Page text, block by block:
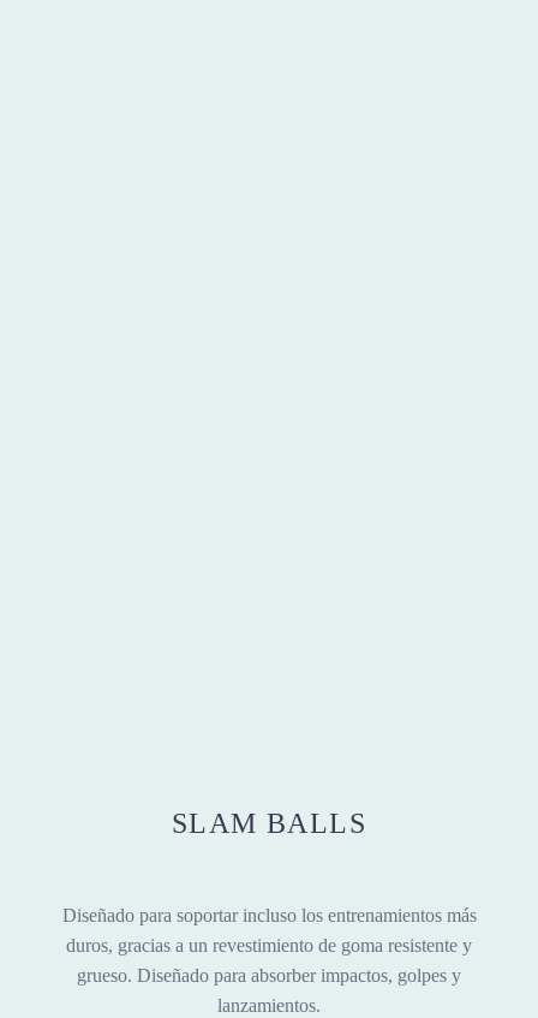
SLAM BALLS
Diseñado para soportar incluso los entrenamientos más
duros, gracias a un revestimiento de goma resistente y
grueso. Diseñado para absorber impactos, golpes y
lanzamientos.